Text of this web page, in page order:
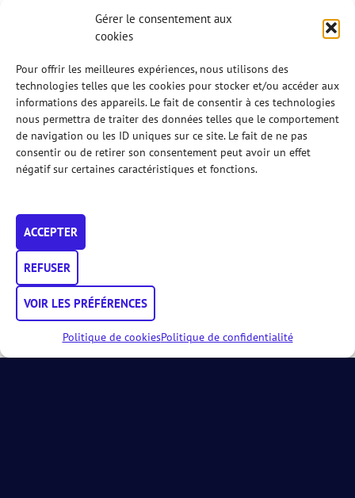
Gérer le consentement aux
cookies
Pour offrir les meilleures expériences, nous utilisons des
technologies telles que les cookies pour stocker et/ou accéder aux
informations des appareils. Le fait de consentir à ces technologies
nous permettra de traiter des données telles que le comportement
de navigation ou les ID uniques sur ce site. Le fait de ne pas
consentir ou de retirer son consentement peut avoir un effet
négatif sur certaines caractéristiques et fonctions.
ACCEPTER
REFUSER
VOIR LES PRÉFÉRENCES
Politique de cookiesPolitique de confidentialité
Dr Aurélien Claes, Clinique du Sport Namur–
Tendinopathie achilléenne : facteurs de risque spécifiques
Modérateurs : Dr Séverine Macq et Dr Jean-François Poncin
10h00–Pause
10h30–Robin Dans & Benoît Rezsöhàzy, HUmani–
Podologues – Chaussures de padel: analyse biomécanique
et recommandations
10:50–
Nutrition & Padel: quelles
11:10–Ricard Colomé, Move to Cure – Prévention des
blessures au padel: échauffement, charge et bonnes
pratiques
11:30 –
Session spéciale – Quid du matériel? (raquettes,
surfaces, balles et impact sur les blessures)
Modérateurs : Dr Eliott Iserentant – Dr Stéphane Lefèvre
12h00–Clôture